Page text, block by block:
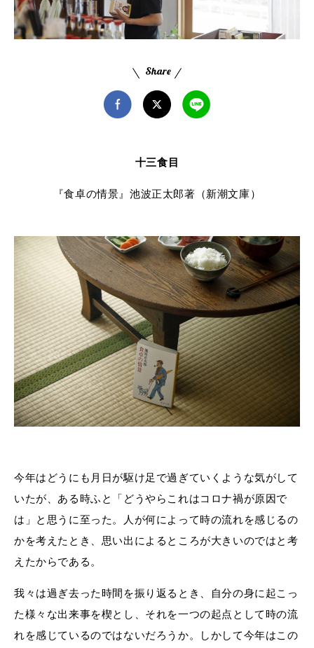
十三食目
『食卓の情景』池波正太郎著（新潮文庫）
今年はどうにも月日が駆け足で過ぎていくような気がして
いたが、ある時ふと「どうやらこれはコロナ禍が原因で
は」と思うに至った。人が何によって時の流れを感じるの
かを考えたとき、思い出によるところが大きいのではと考
えたからである。
我々は過ぎ去った時間を振り返るとき、自分の身に起こっ
た様々な出来事を楔とし、それを一つの起点として時の流
れを感じているのではないだろうか。しかして今年はこの